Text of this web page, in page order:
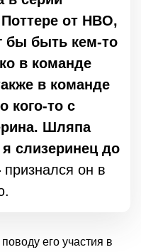
от HBO,
бы быть кем-то
в команде
в команде
кого-то с
Шляпа
слизеринец до
признался он в
его участия в